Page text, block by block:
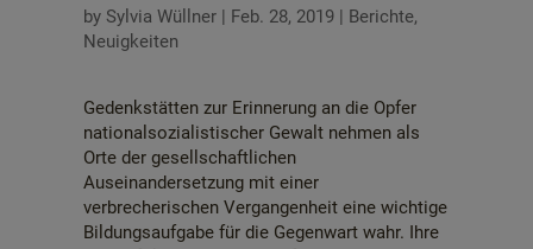
by Sylvia Wüllner | Feb. 28, 2019 | Berichte,
Neuigkeiten
Gedenkstätten zur Erinnerung an die Opfer
nationalsozialistischer Gewalt nehmen als
Orte der gesellschaftlichen
Auseinandersetzung mit einer
verbrecherischen Vergangenheit eine wichtige
Bildungsaufgabe für die Gegenwart wahr. Ihre